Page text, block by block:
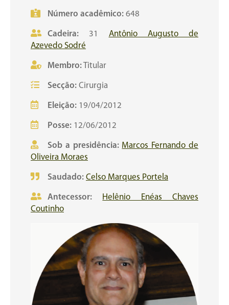
Número acadêmico: 648
Cadeira: 31 Antônio Augusto de
Azevedo Sodré
Membro:Titular
Secção: Cirurgia
Eleição: 19/04/2012
Posse: 12/06/2012
Sob a presidência: Marcos Fernando de
Oliveira Moraes
Saudado: Celso Marques Portela
Antecessor:
Helênio Enéas Chaves
Coutinho